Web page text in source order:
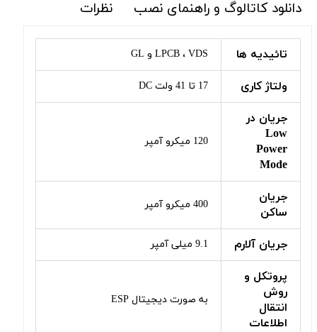
دانلود کاتالوگ و راهنمای نصب
نظرات
تائیدیه ها LPCB ، VDS و GL
ولتاژ کاری 17 تا 41 ولت DC
جریان در
Low
Power
Mode
120 میکرو آمپر
جریان
ساکن
400 میکرو آمپر
جریان آلارم 9.1 میلی آمپر
پروتکل و
روش
انتقال
اطلاعات
به صورت دیجیتال ESP